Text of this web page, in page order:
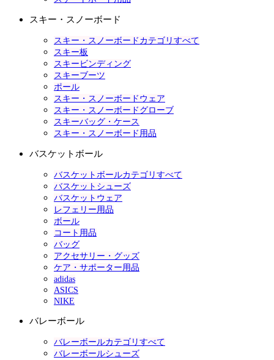
スキー・スノーボード
スキー・スノーボードカテゴリすべて
スキー板
スキービンディング
スキーブーツ
ポール
スキー・スノーボードウェア
スキー・スノーボードグローブ
スキーバッグ・ケース
スキー・スノーボード用品
バスケットボール
バスケットボールカテゴリすべて
バスケットシューズ
バスケットウェア
レフェリー用品
ボール
コート用品
バッグ
アクセサリー・グッズ
ケア・サポーター用品
adidas
ASICS
NIKE
バレーボール
バレーボールカテゴリすべて
バレーボールシューズ